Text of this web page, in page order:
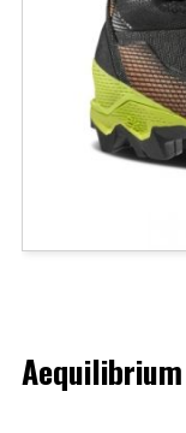
Aequilibrium